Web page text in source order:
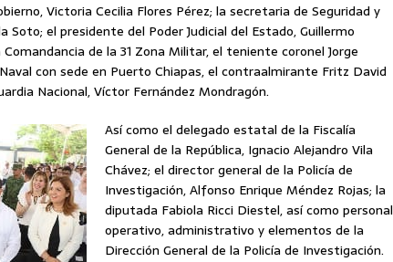
Victoria Cecilia Flores Pérez; la secretaria de Seguridad y
Soto; el presidente del Poder Judicial del Estado, Guillermo
de la 31 Zona Militar, el teniente coronel Jorge
con sede en Puerto Chiapas, el contraalmirante Fritz David
Nacional, Víctor Fernández Mondragón.
Así como el delegado estatal de la Fiscalía
General de la República, Ignacio Alejandro Vila
Chávez; el director general de la Policía de
Investigación, Alfonso Enrique Méndez Rojas; la
diputada Fabiola Ricci Diestel, así como personal
operativo, administrativo y elementos de la
Dirección General de la Policía de Investigación.